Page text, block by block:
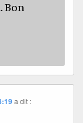
Bon
a dit :